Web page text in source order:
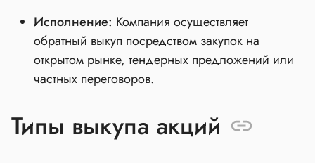
Исполнение: Компания осуществляет
обратный выкуп посредством закупок на
открытом рынке, тендерных предложений или
частных переговоров.
Типы выкупа акций